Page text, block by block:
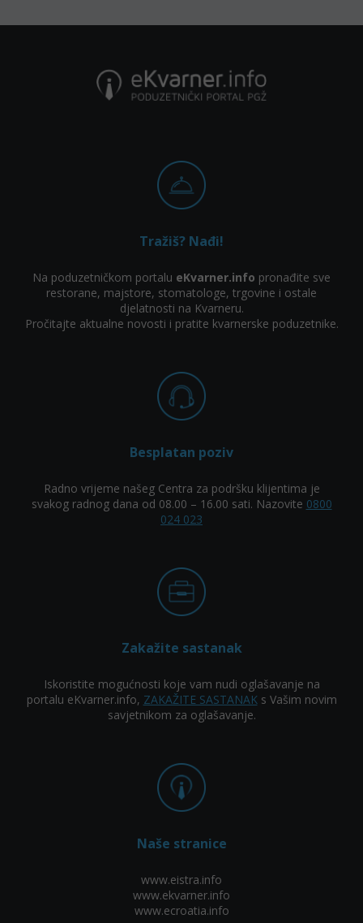
Tražiš? Nađi!
Na poduzetničkom portalu eKvarner.info pronađite sve
restorane, majstore, stomatologe, trgovine i ostale
djelatnosti na Kvarneru.
Pročitajte aktualne novosti i pratite kvarnerske poduzetnike.
Besplatan poziv
Radno vrijeme našeg Centra za podršku klijentima je
svakog radnog dana od 08.00 – 16.00 sati. Nazovite 0800
024 023
Zakažite sastanak
Iskoristite mogućnosti koje vam nudi oglašavanje na
portalu eKvarner.info, ZAKAŽITE SASTANAKs Vašim novim
savjetnikom za oglašavanje.
Naše stranice
www.eistra.info
www.ekvarner.info
www.ecroatia.info